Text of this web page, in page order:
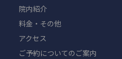
院内紹介
料金・その他
アクセス
ご予約についてのご案内